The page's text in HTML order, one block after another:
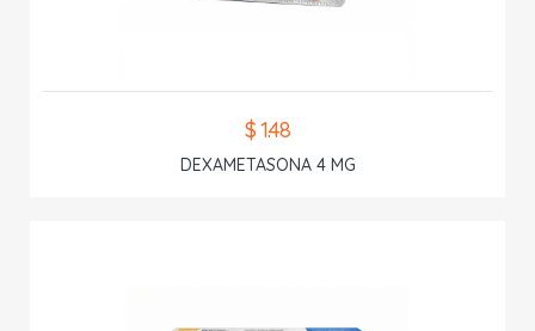
$ 1.48
DEXAMETASONA 4 MG